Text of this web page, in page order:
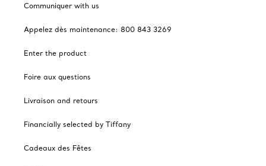
Communiquer with us
Appelez dès maintenance: 800 843 3269
Enter the product
Foire aux questions
Livraison and retours
Financially selected by Tiffany
Cadeaux des Fêtes